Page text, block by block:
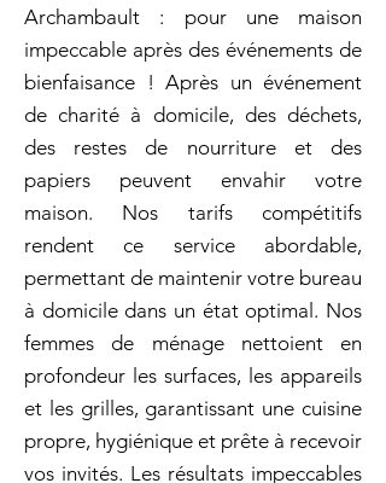
Archambault : pour une maison
impeccable après des événements de
bienfaisance ! Après un événement
de charité à domicile, des déchets,
des restes de nourriture et des
papiers peuvent envahir votre
maison. Nos tarifs compétitifs
rendent ce service abordable,
permettant de maintenir votre bureau
à domicile dans un état optimal. Nos
femmes de ménage nettoient en
profondeur les surfaces, les appareils
et les grilles, garantissant une cuisine
propre, hygiénique et prête à recevoir
vos invités. Les résultats impeccables